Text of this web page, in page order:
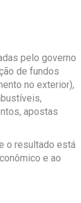
pelo governo
de fundos
no exterior),
apostas
o resultado está
e ao